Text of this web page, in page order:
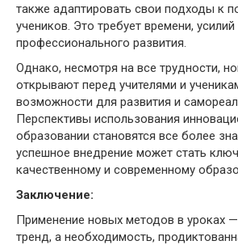
также адаптировать свои подходы к
учеников. Это требует времени,
профессионального развития.
Однако, несмотря на все трудности,
открывают перед учителями и
возможности для развития и
Перспективы использования
образовании становятся все более
успешное внедрение может стать
качественному и современному
Заключение:
Применение новых методов в уроках
тренд, а необходимость,